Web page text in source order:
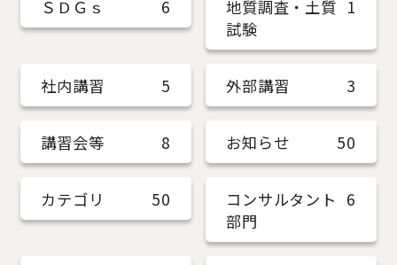
ＳＤＧｓ 6
地質調査・土質
試験
1
社内講習 5 外部講習 3
講習会等 8 お知らせ 50
カテゴリ 50
コンサルタント
部門
6